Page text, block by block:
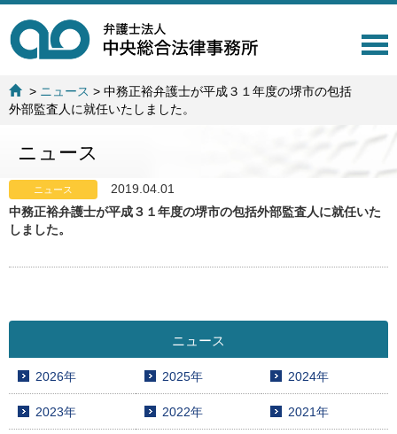
T
g
> ニュース >中務正裕弁護士が平成３１年度の堺市の包括
外部監査人に就任いたしました。
ニュース
ニュース
2019.04.01
中務正裕弁護士が平成３１年度の堺市の包括外部監査人に就任いた
しました。
ニュース
2026年 2025年 2024年
2023年 2022年 2021年